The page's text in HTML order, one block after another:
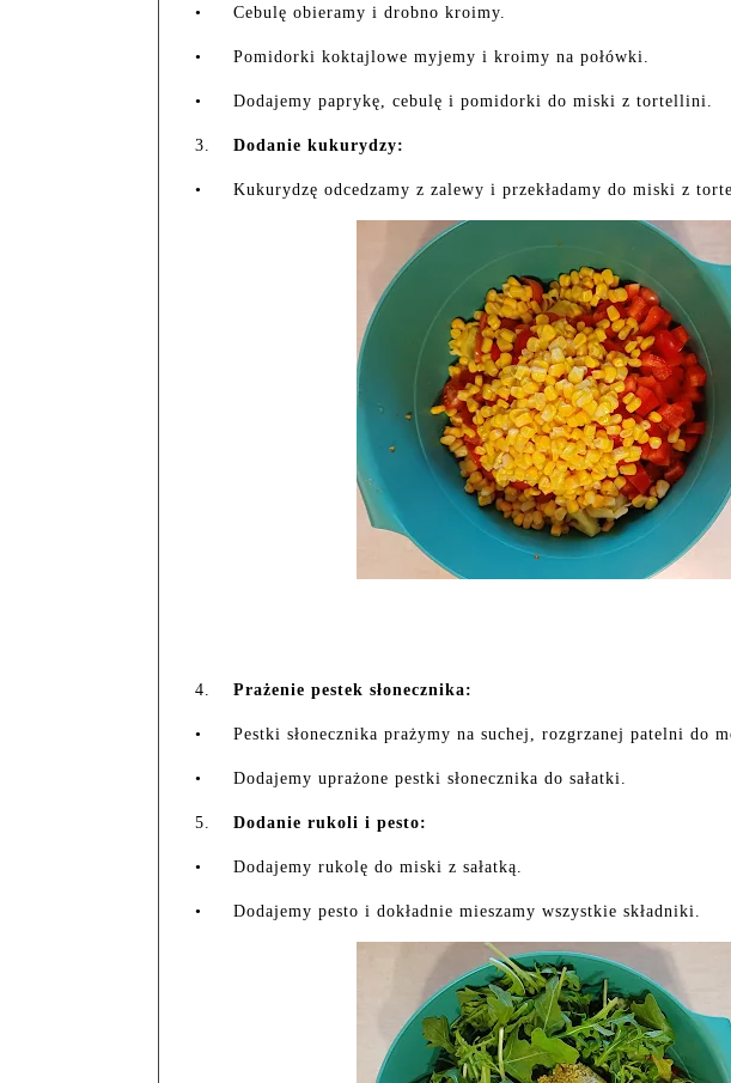
• Cebulę obieramy i drobno kroimy.
• Pomidorki koktajlowe myjemy i kroimy na połówki.
• Dodajemy paprykę, cebulę i pomidorki do miski z tortellini.
3. Dodanie kukurydzy:
• Kukurydzę odcedzamy z zalewy i przekładamy do miski z
4. Prażenie pestek słonecznika:
• Pestki słonecznika prażymy na suchej, rozgrzanej patelni do
• Dodajemy uprażone pestki słonecznika do sałatki.
5. Dodanie rukoli i pesto:
• Dodajemy rukolę do miski z sałatką.
• Dodajemy pesto i dokładnie mieszamy wszystkie składniki.